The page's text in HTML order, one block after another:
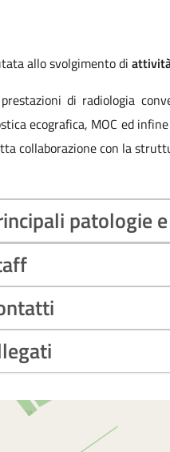
allo svolgimento di
di radiologia
ecografica, MOC ed
collaborazione con la
patologie